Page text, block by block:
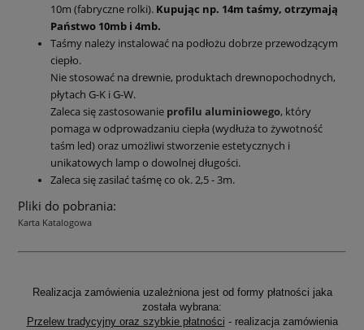
10m (fabryczne rolki). Kupując np. 14m taśmy, otrzymają
Państwo 10mb i 4mb.
Taśmy należy instalować na podłożu dobrze przewodzącym
ciepło.
Nie stosować na drewnie, produktach drewnopochodnych,
płytach G-K i G-W.
Zaleca się zastosowanie profilu aluminiowego, który
pomaga w odprowadzaniu ciepła (wydłuża to żywotność
taśm led) oraz umożliwi stworzenie estetycznych i
unikatowych lamp o dowolnej długości.
Zaleca się zasilać taśmę co ok. 2,5 - 3m.
Pliki do pobrania:
Karta Katalogowa
Realizacja zamówienia uzależniona jest od formy płatności jaka
została wybrana:
Przelew tradycyjny oraz szybkie płatności - realizacja zamówienia